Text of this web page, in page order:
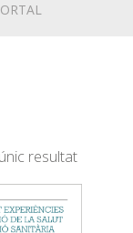
resultat